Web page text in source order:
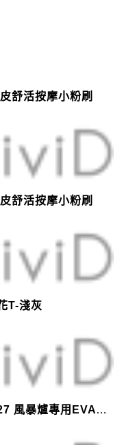
舒活按摩小粉刷
舒活按摩小粉刷
T-淺灰
EVA 防護外盒(小)-黑